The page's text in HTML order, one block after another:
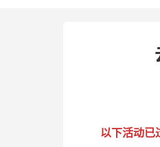
以下活动已